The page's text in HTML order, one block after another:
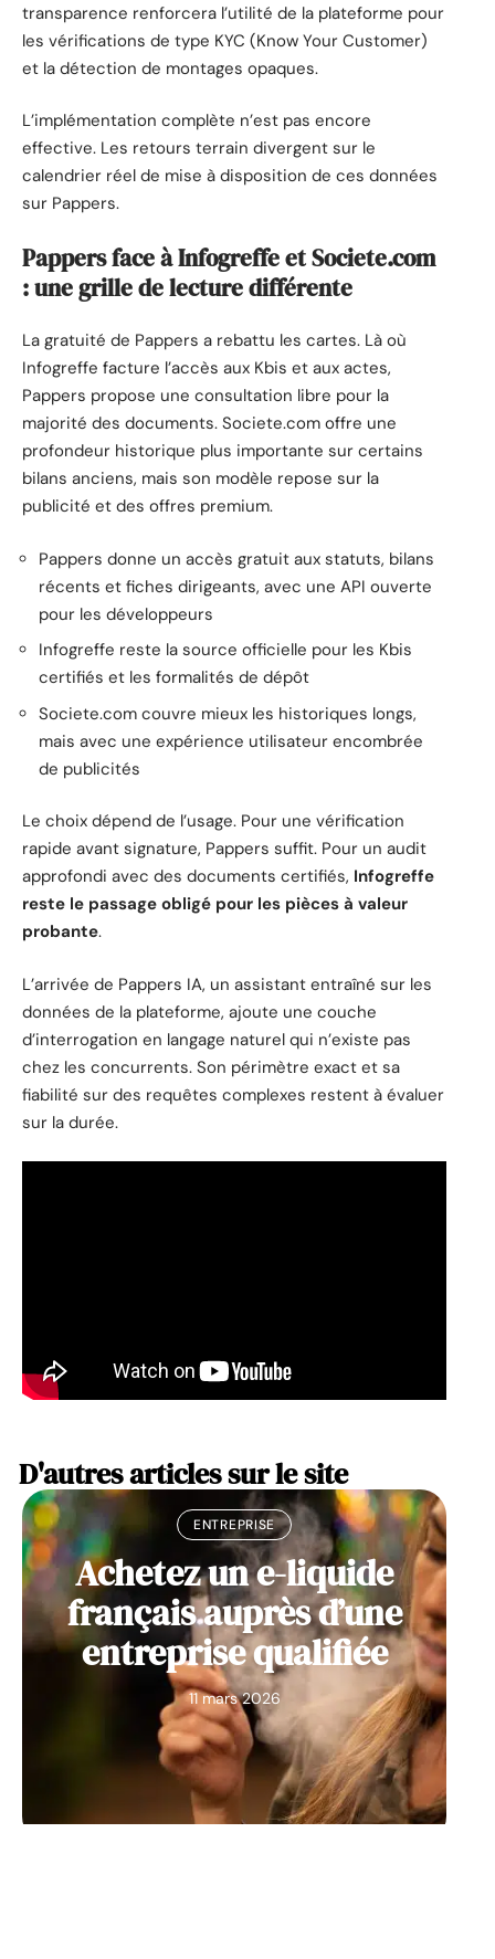
transparence renforcera l’utilité de la plateforme pour
les vérifications de type KYC (Know Your Customer)
et la détection de montages opaques.
L’implémentation complète n’est pas encore
effective. Les retours terrain divergent sur le
calendrier réel de mise à disposition de ces données
sur Pappers.
Pappers face à Infogreffe et Societe.com
: une grille de lecture différente
La gratuité de Pappers a rebattu les cartes. Là où
Infogreffe facture l’accès aux Kbis et aux actes,
Pappers propose une consultation libre pour la
majorité des documents. Societe.com offre une
profondeur historique plus importante sur certains
bilans anciens, mais son modèle repose sur la
publicité et des offres premium.
Pappers donne un accès gratuit aux statuts, bilans
récents et fiches dirigeants, avec une API ouverte
pour les développeurs
Infogreffe reste la source officielle pour les Kbis
certifiés et les formalités de dépôt
Societe.com couvre mieux les historiques longs,
mais avec une expérience utilisateur encombrée
de publicités
Le choix dépend de l’usage. Pour une vérification
rapide avant signature, Pappers suffit. Pour un audit
approfondi avec des documents certifiés, Infogreffe
reste le passage obligé pour les pièces à valeur
probante.
L’arrivée de Pappers IA, un assistant entraîné sur les
données de la plateforme, ajoute une couche
d’interrogation en langage naturel qui n’existe pas
chez les concurrents. Son périmètre exact et sa
fiabilité sur des requêtes complexes restent à évaluer
sur la durée.
D'autres articles sur le site
ENTREPRISE
Achetez un e-liquide
français auprès d’une
entreprise qualifiée
11 mars 2026